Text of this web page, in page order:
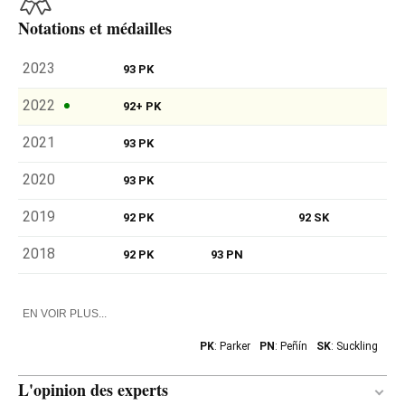
Notations et médailles
2023 93 PK
2022 92+ PK
2021 93 PK
2020 93 PK
2019 92 PK 92 SK
2018 92 PK 93 PN
EN VOIR PLUS...
PK: Parker PN: Peñín SK: Suckling
L'opinion des experts